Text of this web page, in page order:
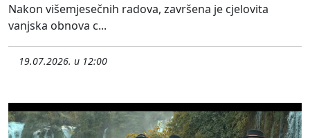
Nakon višemjesečnih radova, završena je cjelovita
vanjska obnova c...
19.07.2026. u 12:00